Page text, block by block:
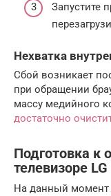
Запустите
Нехватка
Сбой возникает
при обращении
массу медийного
достаточно
Подготовка к
телевизоре LG
На данный момент